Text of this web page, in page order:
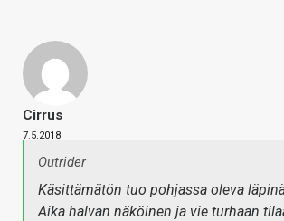
Cirrus
7.5.2018
Outrider
Käsittämätön tuo pohjassa oleva
Aika halvan näköinen ja vie turhaan